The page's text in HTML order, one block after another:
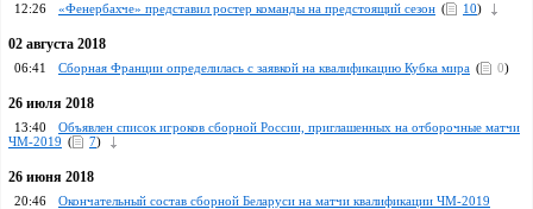
12:26
«Фенербахче» представил ростер команды на предстоящий сезон ( 10)
02 августа 2018
06:41 Сборная Франции определилась с заявкой на квалификацию Кубка мира ( 0)
26 июля 2018
13:40
Объявлен список игроков сборной России, приглашенных на отборочные матчи
ЧМ-2019 ( 7)
26 июня 2018
20:46
Окончательный состав сборной Беларуси на матчи квалификации ЧМ-2019